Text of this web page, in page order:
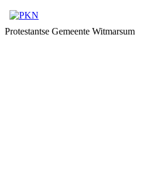
Protestantse Gemeente Witmarsum